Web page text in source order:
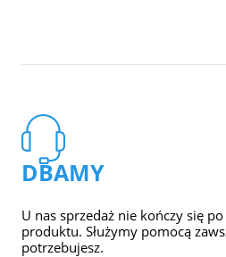
DBAMY
U nas sprzedaż nie kończy się
produktu. Służymy pomocą
potrzebujesz.